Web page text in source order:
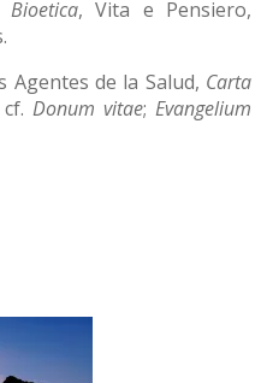
, Vita e Pensiero,
Agentes de la Salud, Carta
Donum vitae;Evangelium